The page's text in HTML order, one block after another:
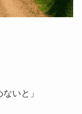
いと」